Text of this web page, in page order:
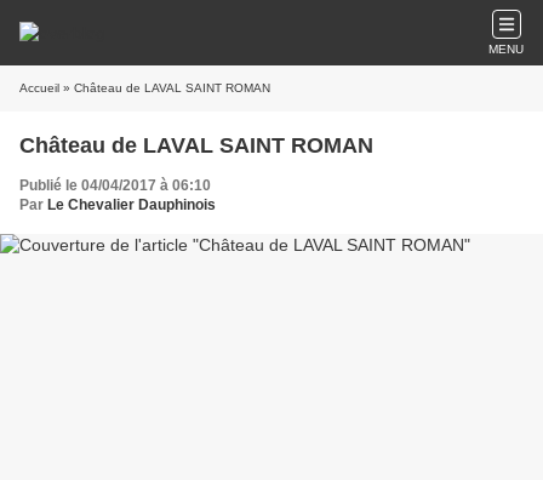
MENU
Accueil » Château de LAVAL SAINT ROMAN
Château de LAVAL SAINT ROMAN
Publié le 04/04/2017 à 06:10
Par Le Chevalier Dauphinois